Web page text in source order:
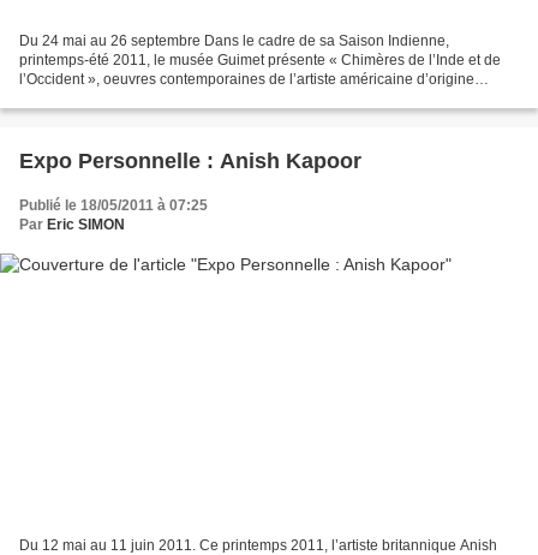
Du 24 mai au 26 septembre Dans le cadre de sa Saison Indienne,
printemps-été 2011, le musée Guimet présente « Chimères de l’Inde et de
l’Occident », oeuvres contemporaines de l’artiste américaine d’origine
Expo Personnelle : Anish Kapoor
Publié le 18/05/2011 à 07:25
Par Eric SIMON
Du 12 mai au 11 juin 2011. Ce printemps 2011, l’artiste britannique Anish